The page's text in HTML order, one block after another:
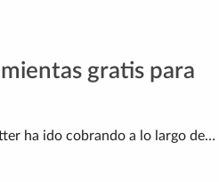
gratis para
ha ido cobrando a lo largo de…